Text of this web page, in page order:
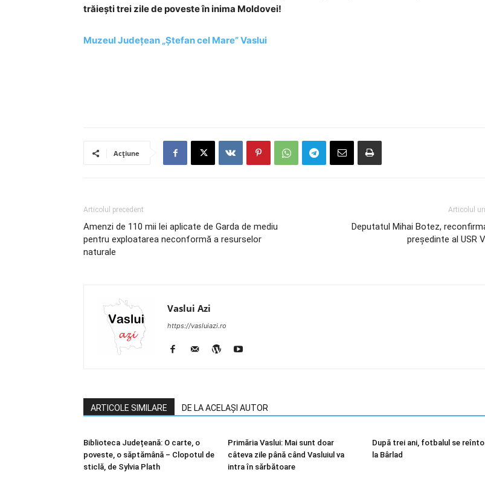
trăiești trei zile de poveste în inima Moldovei!
Muzeul Județean „Ștefan cel Mare” Vaslui
Acțiune
Articolul precedent
Amenzi de 110 mii lei aplicate de Garda de mediu
pentru exploatarea neconformă a resurselor
naturale
Articolul
Deputatul Mihai Botez,
președinte al USR
Vaslui Azi
https://vasluiazi.ro
ARTICOLE SIMILARE DE LA ACELAȘI AUTOR
Biblioteca Județeană: O carte, o
poveste, o săptămână – Clopotul de
sticlă, de Sylvia Plath
Primăria Vaslui: Mai sunt doar
câteva zile până când Vasluiul va
intra în sărbătoare
După trei ani, fotbalul se
la Bârlad